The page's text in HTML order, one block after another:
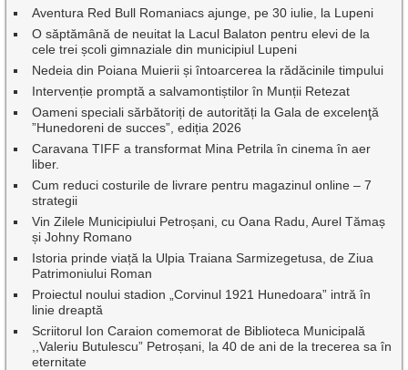
Aventura Red Bull Romaniacs ajunge, pe 30 iulie, la Lupeni
O săptămână de neuitat la Lacul Balaton pentru elevi de la
cele trei școli gimnaziale din municipiul Lupeni
Nedeia din Poiana Muierii și întoarcerea la rădăcinile timpului
Intervenție promptă a salvamontiștilor în Munții Retezat
Oameni speciali sărbătoriți de autorități la Gala de excelenţă
”Hunedoreni de succes”, ediția 2026
Caravana TIFF a transformat Mina Petrila în cinema în aer
liber.
Cum reduci costurile de livrare pentru magazinul online – 7
strategii
Vin Zilele Municipiului Petroșani, cu Oana Radu, Aurel Tămaș
și Johny Romano
Istoria prinde viață la Ulpia Traiana Sarmizegetusa, de Ziua
Patrimoniului Roman
Proiectul noului stadion „Corvinul 1921 Hunedoara” intră în
linie dreaptă
Scriitorul Ion Caraion comemorat de Biblioteca Municipală
,,Valeriu Butulescu” Petroșani, la 40 de ani de la trecerea sa în
eternitate